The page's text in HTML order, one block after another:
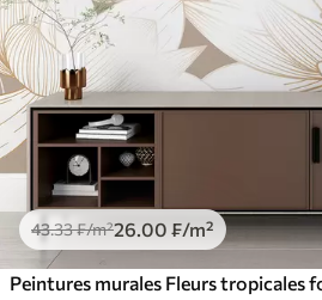
43.33₣/m²26.00 ₣/m²